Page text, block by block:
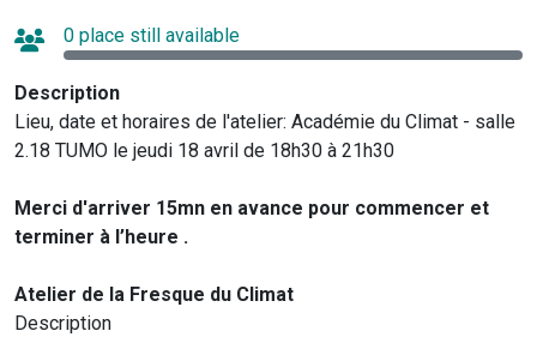
0 place still available
Description
Lieu, date et horaires de l'atelier: Académie du Climat - salle
2.18 TUMO le jeudi 18 avril de 18h30 à 21h30
Merci d'arriver 15mn en avance pour commencer et
terminer à l’heure .
Atelier de la Fresque du Climat
Description